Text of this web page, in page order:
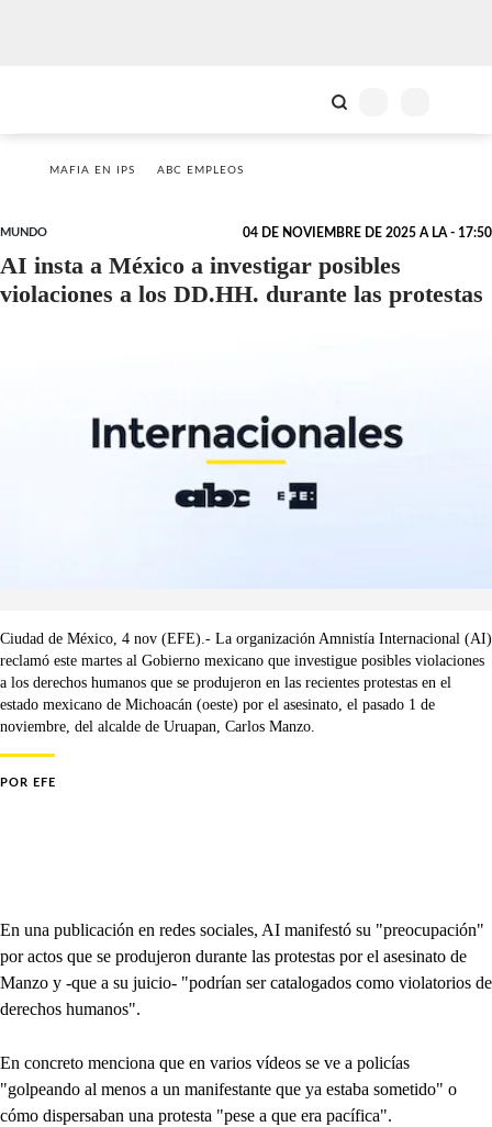
MAFIA EN IPS ABC EMPLEOS
MUNDO 04 DE NOVIEMBRE DE 2025 A LA - 17:50
AI insta a México a investigar posibles
violaciones a los DD.HH. durante las protestas
Ciudad de México, 4 nov (EFE).- La organización Amnistía Internacional (AI)
reclamó este martes al Gobierno mexicano que investigue posibles violaciones
a los derechos humanos que se produjeron en las recientes protestas en el
estado mexicano de Michoacán (oeste) por el asesinato, el pasado 1 de
noviembre, del alcalde de Uruapan, Carlos Manzo.
POR EFE
En una publicación en redes sociales, AI manifestó su "preocupación"
por actos que se produjeron durante las protestas por el asesinato de
Manzo y -que a su juicio- "podrían ser catalogados como violatorios de
derechos humanos".
En concreto menciona que en varios vídeos se ve a policías
"golpeando al menos a un manifestante que ya estaba sometido" o
cómo dispersaban una protesta "pese a que era pacífica".